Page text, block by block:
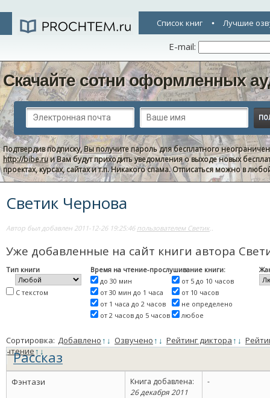
Список книг Лучшие
E-mail:
Скачайте сотни оформленных
Подтвердив подписку, Вы получите пароль для бесплатного
http://bibe.ruи Вам будут приходить уведомления о выходе новых
проектах, курсах, сайтах и т.п. Никакого спама. Отписаться можно в
Светик Чернова
Автор был добавлен 2011-12-26 19:25:46 пользователем Светик..
Уже добавленные на сайт книги автора
Тип книги
С текстом
Время на чтение-прослушивание книги:
до 30 мин
от 30 мин до 1 часа
от 1 часа до 2 часов
от 2 часов до 5 часов
от 5 до 10 часов
от 10 часов
не определено
любое
Сортировка: Добавлено↑ ↓ Озвучено↑ ↓ Рейтинг диктора↑ ↓
чтение↑↓
Рассказ
Фэнтази
Книга добавлена:
26 декабря 2011
-